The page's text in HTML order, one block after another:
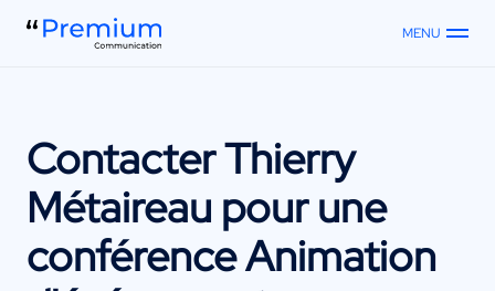
MENU
ContacterThierry
Métaireau pour une
conférence Animation